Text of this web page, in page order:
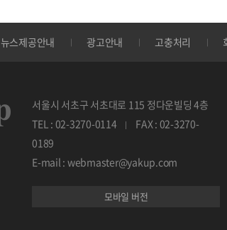
뉴스제공안내 광고안내 고충처리
서울시 서초구 서초대로 115 정다운빌딩 4층
TEL : 02-3270-0114
FAX : 02-3270-
0189
E-mail : webmaster@yakup.com
모바일 버전